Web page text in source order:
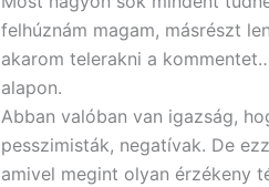
felhúznám magam, másrészt
akarom telerakni a
alapon.
Abban valóban van igazság,
pesszimisták, negatívak. De
amivel megint olyan érzékeny